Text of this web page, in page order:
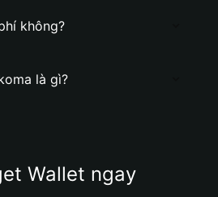
không?
là gì?
Wallet ngay